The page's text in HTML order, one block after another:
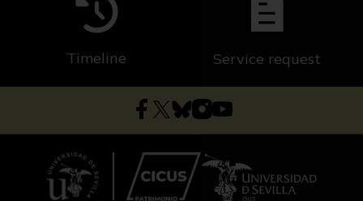
Timeline Service request